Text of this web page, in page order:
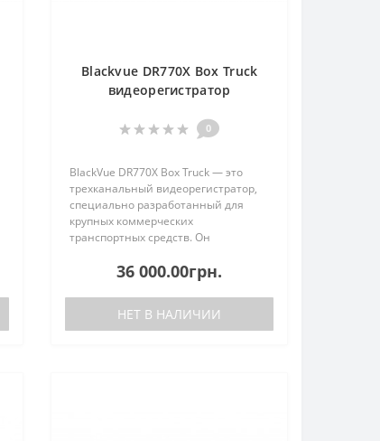
Blackvue DR770X Box Truck
видеорегистратор
0
BlackVue DR770X Box Truck — это
трехканальный видеорегистратор,
специально разработанный для
крупных коммерческих
транспортных средств. Он
видеоконтроль вашего автомобиля
благодаря фронтальной,
внутренней и внешней
камерам.Основны..
36 000.00грн.
НЕТ В НАЛИЧИИ